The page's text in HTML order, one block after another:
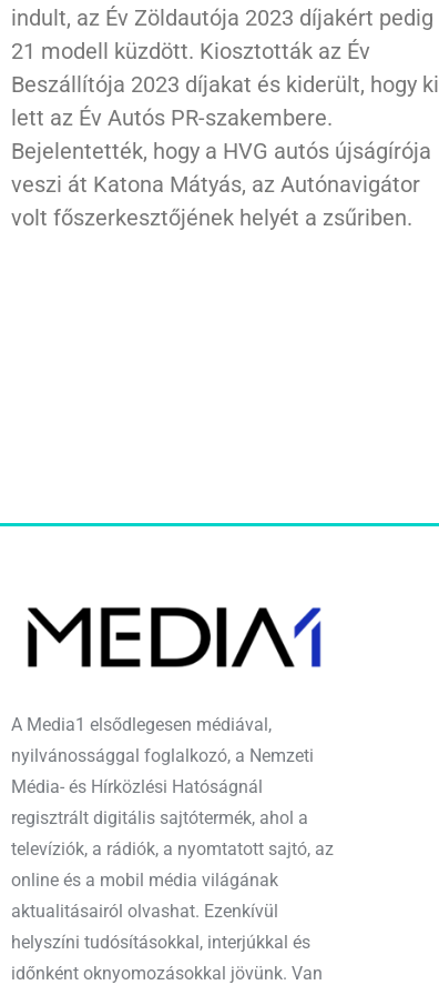
indult, az Év Zöldautója 2023 díjakért pedig
21 modell küzdött. Kiosztották az Év
Beszállítója 2023 díjakat és kiderült, hogy ki
lett az Év Autós PR-szakembere.
Bejelentették, hogy a HVG autós újságírója
veszi át Katona Mátyás, az Autónavigátor
volt főszerkesztőjének helyét a zsűriben.
A Media1 elsődlegesen médiával,
nyilvánossággal foglalkozó, a Nemzeti
Média- és Hírközlési Hatóságnál
regisztrált digitális sajtótermék, ahol a
televíziók, a rádiók, a nyomtatott sajtó, az
online és a mobil média világának
aktualitásairól olvashat. Ezenkívül
helyszíni tudósításokkal, interjúkkal és
időnként oknyomozásokkal jövünk. Van